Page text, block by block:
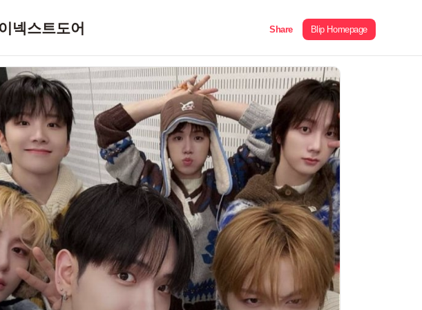
넥스트도어 Share Blip Homepage